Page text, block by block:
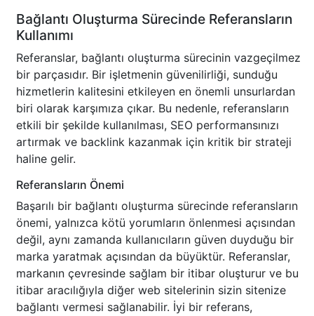
Bağlantı Oluşturma Sürecinde Referansların
Kullanımı
Referanslar, bağlantı oluşturma sürecinin vazgeçilmez
bir parçasıdır. Bir işletmenin güvenilirliği, sunduğu
hizmetlerin kalitesini etkileyen en önemli unsurlardan
biri olarak karşımıza çıkar. Bu nedenle, referansların
etkili bir şekilde kullanılması, SEO performansınızı
artırmak ve backlink kazanmak için kritik bir strateji
haline gelir.
Referansların Önemi
Başarılı bir bağlantı oluşturma sürecinde referansların
önemi, yalnızca kötü yorumların önlenmesi açısından
değil, aynı zamanda kullanıcıların güven duyduğu bir
marka yaratmak açısından da büyüktür. Referanslar,
markanın çevresinde sağlam bir itibar oluşturur ve bu
itibar aracılığıyla diğer web sitelerinin sizin sitenize
bağlantı vermesi sağlanabilir. İyi bir referans,